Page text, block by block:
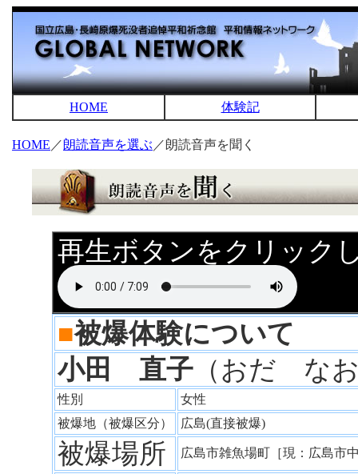
HOME 体験記
HOME ／朗読音声を選ぶ ／朗読音声を聞く
再生ボタンをクリック
■被爆体験について
小田 直子 （おだ な
性別
女性
被爆地（被爆区分）
広島(直接被爆)
被爆場所 広島市雑魚場町［現：広島